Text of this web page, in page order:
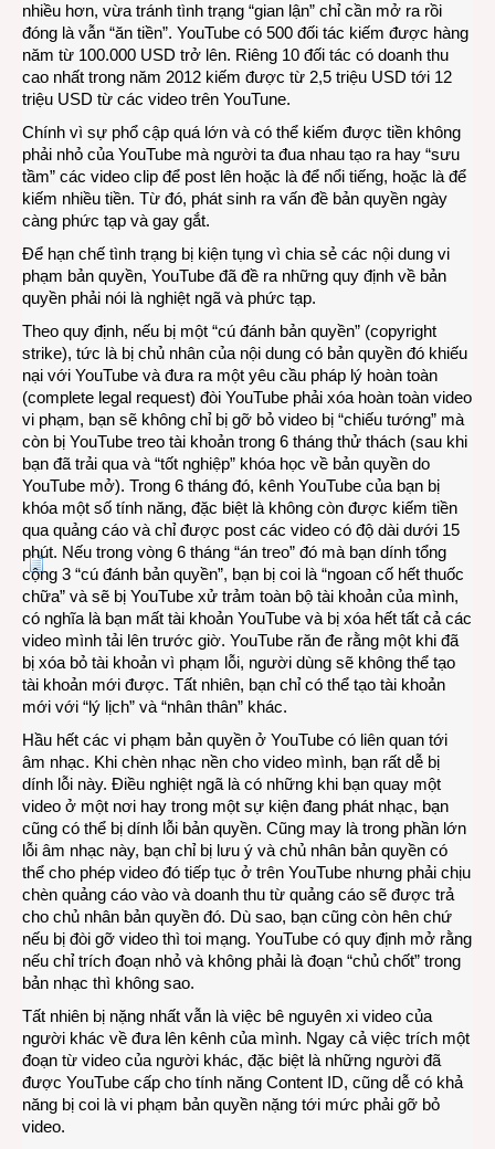
nhiều hơn, vừa tránh tình trạng “gian lận” chỉ cần mở ra rồi
đóng là vẫn “ăn tiền”. YouTube có 500 đối tác kiếm được hàng
năm từ 100.000 USD trở lên. Riêng 10 đối tác có doanh thu
cao nhất trong năm 2012 kiếm được từ 2,5 triệu USD tới 12
triệu USD từ các video trên YouTune.
Chính vì sự phổ cập quá lớn và có thể kiếm được tiền không
phải nhỏ của YouTube mà người ta đua nhau tạo ra hay “sưu
tầm” các video clip để post lên hoặc là để nổi tiếng, hoặc là để
kiếm nhiều tiền. Từ đó, phát sinh ra vấn đề bản quyền ngày
càng phức tạp và gay gắt.
Để hạn chế tình trạng bị kiện tụng vì chia sẻ các nội dung vi
phạm bản quyền, YouTube đã đề ra những quy định về bản
quyền phải nói là nghiệt ngã và phức tạp.
Theo quy định, nếu bị một “cú đánh bản quyền” (copyright
strike), tức là bị chủ nhân của nội dung có bản quyền đó khiếu
nại với YouTube và đưa ra một yêu cầu pháp lý hoàn toàn
(complete legal request) đòi YouTube phải xóa hoàn toàn video
vi phạm, bạn sẽ không chỉ bị gỡ bỏ video bị “chiếu tướng” mà
còn bị YouTube treo tài khoản trong 6 tháng thử thách (sau khi
bạn đã trải qua và “tốt nghiệp” khóa học về bản quyền do
YouTube mở). Trong 6 tháng đó, kênh YouTube của bạn bị
khóa một số tính năng, đặc biệt là không còn được kiếm tiền
qua quảng cáo và chỉ được post các video có độ dài dưới 15
phút. Nếu trong vòng 6 tháng “án treo” đó mà bạn dính tổng
cộng 3 “cú đánh bản quyền”, bạn bị coi là “ngoan cố hết thuốc
chữa” và sẽ bị YouTube xử trảm toàn bộ tài khoản của mình,
có nghĩa là bạn mất tài khoản YouTube và bị xóa hết tất cả các
video mình tải lên trước giờ. YouTube răn đe rằng một khi đã
bị xóa bỏ tài khoản vì phạm lỗi, người dùng sẽ không thể tạo
tài khoản mới được. Tất nhiên, bạn chỉ có thể tạo tài khoản
mới với “lý lịch” và “nhân thân” khác.
Hầu hết các vi phạm bản quyền ở YouTube có liên quan tới
âm nhạc. Khi chèn nhạc nền cho video mình, bạn rất dễ bị
dính lỗi này. Điều nghiệt ngã là có những khi bạn quay một
video ở một nơi hay trong một sự kiện đang phát nhạc, bạn
cũng có thể bị dính lỗi bản quyền. Cũng may là trong phần lớn
lỗi âm nhạc này, bạn chỉ bị lưu ý và chủ nhân bản quyền có
thể cho phép video đó tiếp tục ở trên YouTube nhưng phải chịu
chèn quảng cáo vào và doanh thu từ quảng cáo sẽ được trả
cho chủ nhân bản quyền đó. Dù sao, bạn cũng còn hên chứ
nếu bị đòi gỡ video thì toi mạng. YouTube có quy định mở rằng
nếu chỉ trích đoạn nhỏ và không phải là đoạn “chủ chốt” trong
bản nhạc thì không sao.
Tất nhiên bị nặng nhất vẫn là việc bê nguyên xi video của
người khác về đưa lên kênh của mình. Ngay cả việc trích một
đoạn từ video của người khác, đặc biệt là những người đã
được YouTube cấp cho tính năng Content ID, cũng dễ có khả
năng bị coi là vi phạm bản quyền nặng tới mức phải gỡ bỏ
video.